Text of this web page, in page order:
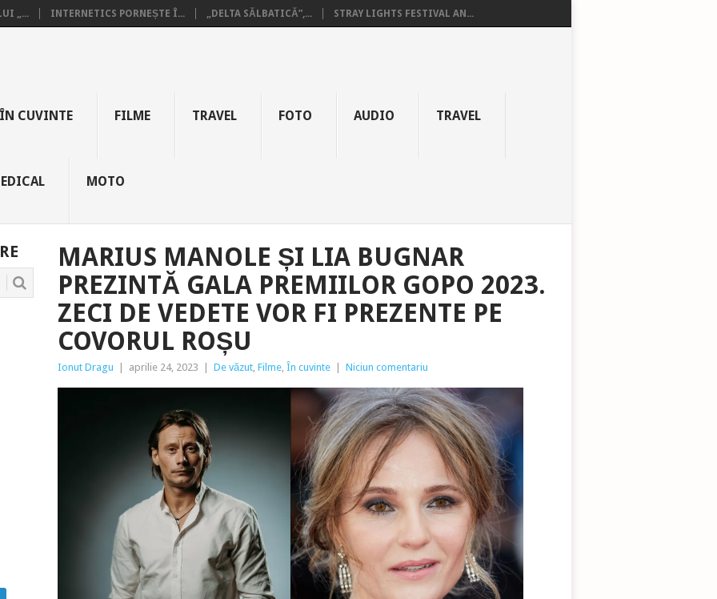
„... INTERNETICS PORNEȘTE Î... „DELTA SĂLBATICĂ”,... STRAY LIGHTS FESTIVAL AN...
ÎN CUVINTE FILME TRAVEL FOTO AUDIO TRAVEL
MOTO
MARIUS MANOLE ȘI LIA BUGNAR
PREZINTĂ GALA PREMIILOR GOPO 2023.
ZECI DE VEDETE VOR FI PREZENTE PE
COVORUL ROȘU
Ionut Dragu aprilie 24, 2023 De văzut, Filme, În cuvinte Niciun comentariu